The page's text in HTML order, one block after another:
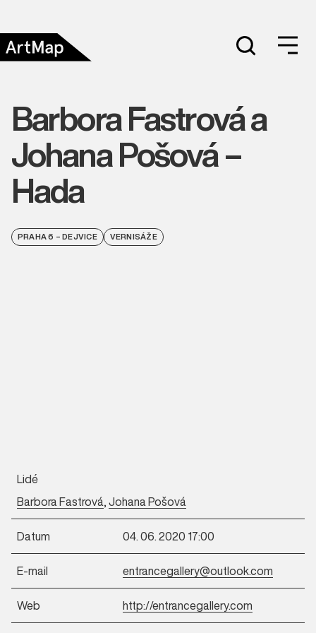
Barbora Fastrová a
Johana Pošová –
Hada
PRAHA 6 – DEJVICE VERNISÁŽE
Lidé
Barbora Fastrová,Johana Pošová
Datum 04. 06. 2020 17:00
E-mail entrancegallery@outlook.com
Web http://entrancegallery.com